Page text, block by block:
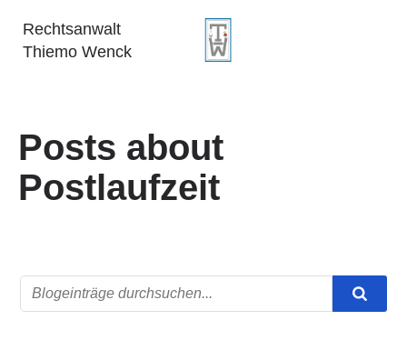
Rechtsanwalt
Thiemo Wenck
Posts about
Postlaufzeit